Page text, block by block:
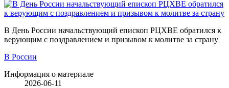
В День России начальствующий епископ РЦХВЕ обратился к
верующим с поздравлением и призывом к молитве за страну
В России
Информация о материале
2026-06-11